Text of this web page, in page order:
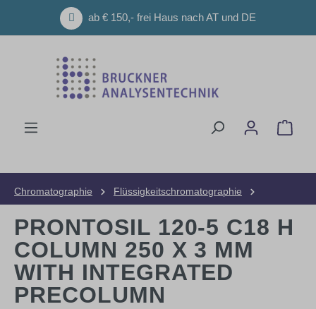
Zum Hauptinhalt springenab € 150,- frei Haus nach AT und DE
Chromatographie
Flüssigkeitschromatographie
PRONTOSIL 120-5 C18 H
COLUMN 250 X 3 MM
WITH INTEGRATED
PRECOLUMN